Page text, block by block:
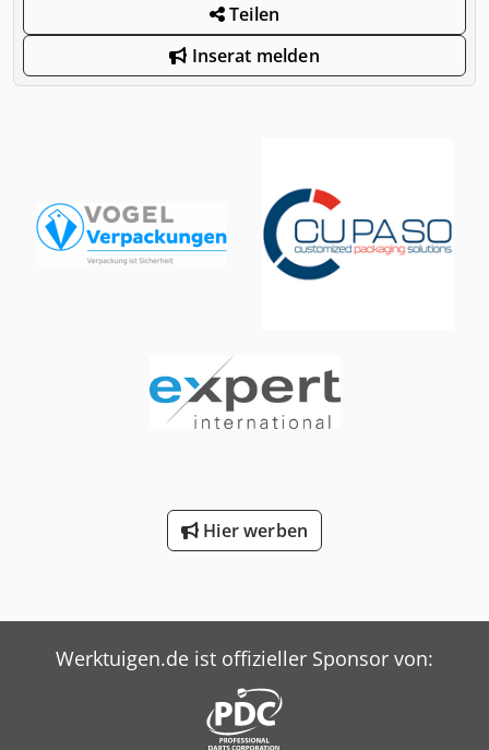
Teilen
Inserat melden
Hier werben
Werktuigen.de ist offizieller Sponsor von: